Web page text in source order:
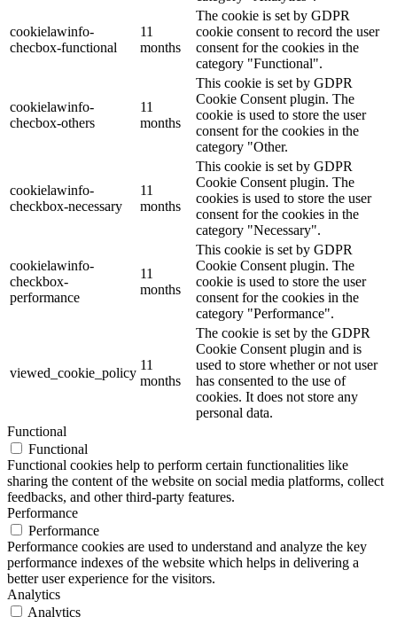
cookielawinfo-
checbox-functional
11
months
The cookie is set by GDPR
cookie consent to record the user
consent for the cookies in the
category "Functional".
cookielawinfo-
checbox-others
11
months
This cookie is set by GDPR
Cookie Consent plugin. The
cookie is used to store the user
consent for the cookies in the
category "Other.
cookielawinfo-
checkbox-necessary
11
months
This cookie is set by GDPR
Cookie Consent plugin. The
cookies is used to store the user
consent for the cookies in the
category "Necessary".
cookielawinfo-
checkbox-
performance
11
months
This cookie is set by GDPR
Cookie Consent plugin. The
cookie is used to store the user
consent for the cookies in the
category "Performance".
viewed_cookie_policy
11
months
The cookie is set by the GDPR
Cookie Consent plugin and is
used to store whether or not user
has consented to the use of
cookies. It does not store any
personal data.
Functional
Functional
Functional cookies help to perform certain functionalities like
sharing the content of the website on social media platforms, collect
feedbacks, and other third-party features.
Performance
Performance
Performance cookies are used to understand and analyze the key
performance indexes of the website which helps in delivering a
better user experience for the visitors.
Analytics
Analytics